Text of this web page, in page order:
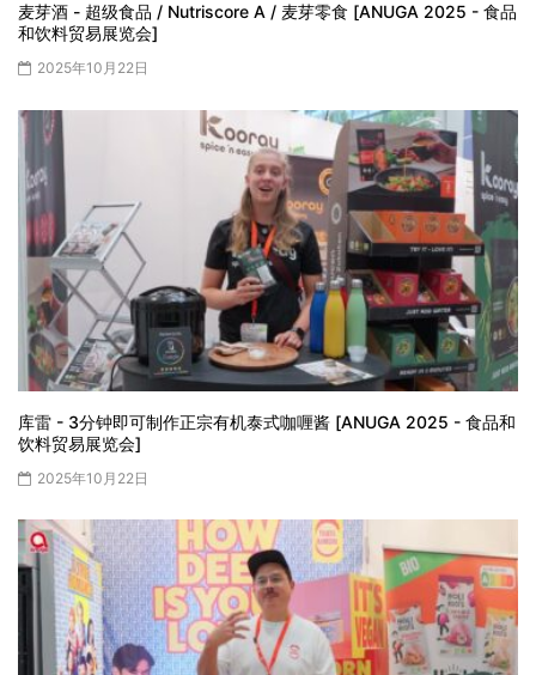
麦芽酒 - 超级食品 / Nutriscore A / 麦芽零食 [ANUGA 2025 - 食品
和饮料贸易展览会]
2025年10月22日
库雷 - 3分钟即可制作正宗有机泰式咖喱酱 [ANUGA 2025 - 食品和
饮料贸易展览会]
2025年10月22日